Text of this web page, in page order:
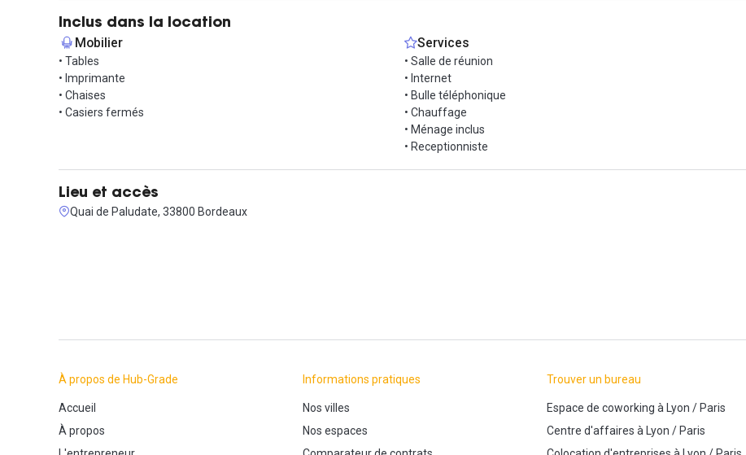
Contactez nous pour visiter dès maintenant !
Inclus dans la location
Mobilier
• Tables
• Imprimante
• Chaises
• Casiers fermés
Services
• Salle de réunion
• Internet
• Bulle téléphonique
• Chauffage
• Ménage inclus
• Receptionniste
Lieu et accès
Quai de Paludate, 33800 Bordeaux
À propos de Hub-Grade
Accueil
À propos
Informations pratiques
Nos villes
Nos espaces
Trouver un bureau
Espace de coworking à Lyon /Paris
Centre d'affaires à Lyon /Paris